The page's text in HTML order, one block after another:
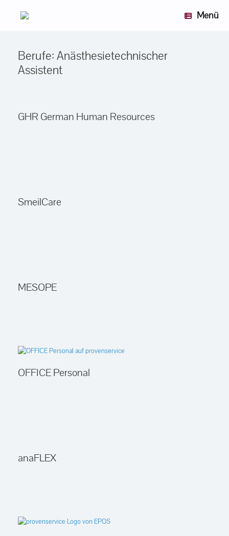
Menü
Berufe: Anästhesietechnischer
Assistent
GHR German Human Resources
SmeilCare
MESOPE
OFFICE Personal
anaFLEX